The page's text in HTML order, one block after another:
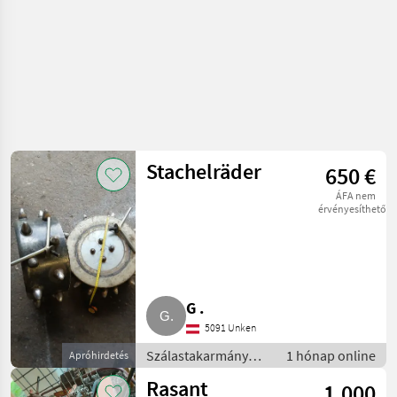
Apróhirdetés
Stachelräder 650 €
ÁFA nem
érvényesíthető
G .
5091 Unken
Szálastakarmány
betakarítók / Hegyi
gépesítés
1 hónap online
Rasant